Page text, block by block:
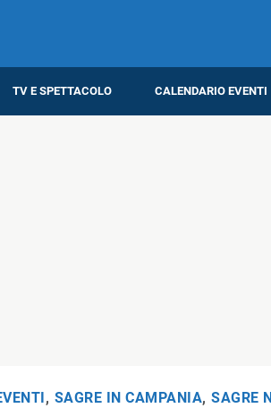
TV E SPETTACOLO CALENDARIO EVENTI
, SAGRE IN CAMPANIA, SAGRE